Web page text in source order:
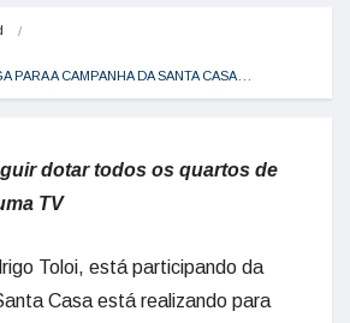
PARA A CAMPANHA DA SANTA CASA…
dotar todos os quartos de
TV
Toloi, está participando da
Casa está realizando para